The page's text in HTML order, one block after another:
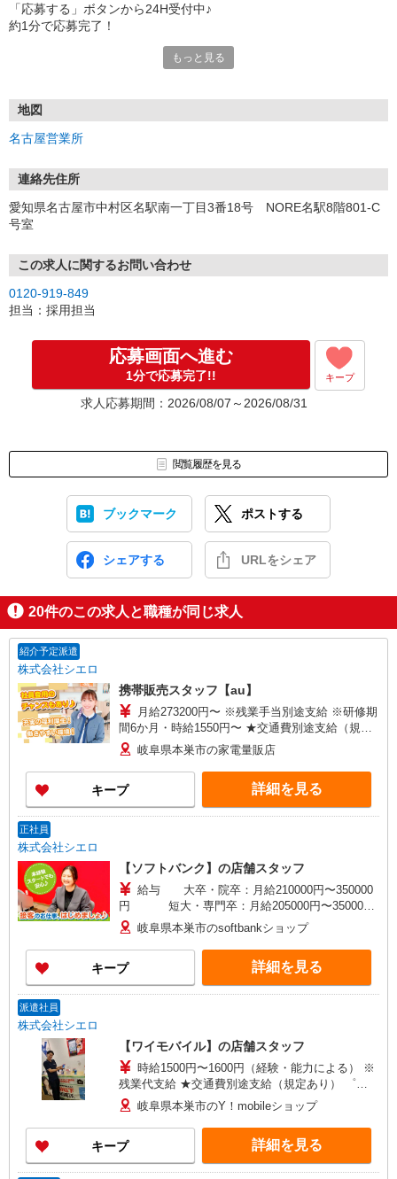
「応募する」ボタンから24H受付中♪
約1分で応募完了！
①応募から3営業日を目安に、メールorお電話でご連絡します。
★スマホでWEB面接（LINEなど）・出張面接・事務所面接と選べま
す
③面接実施（履歴書不要）
④勤務開始（スタート日は応相談）
お気軽にご応募ください♪
もっと見る
地図
名古屋営業所
連絡先住所
愛知県名古屋市中村区名駅南一丁目3番18号 NORE名駅8階801-C
号室
この求人に関するお問い合わせ
0120-919-849
担当：採用担当
応募画面へ進む
1分で応募完了!! キープ
求人応募期間：2026/08/07～2026/08/31
閲覧履歴を見る
ブックマーク ポストする
シェアする URLをシェア
20件のこの求人と職種が同じ求人
紹介予定派遣
株式会社シエロ
携帯販売スタッフ【au】
月給273200円〜 ※残業手当別途支給 ※研修期
間6か月・時給1550円〜 ★交通費別途支給（規定
あり） ゜+゜・。○。・゜+゜・。○。・゜+゜ 入
社祝い金10万円支給(規定有) お友達を紹介頂くと,
インセンティブ支給(規定有) ゜・。○。・゜
+゜・。○。・゜+゜
岐阜県本巣市の家電量販店
キープ 詳細を見る
正社員
株式会社シエロ
【ソフトバンク】の店舗スタッフ
給与 大卒・院卒：月給210000円〜350000
円 短大・専門卒：月給205000円〜350000
円 高卒：月給200000円〜350000
円 ※別途支給（時間外手当、地域手当、役割手
当、資格手当） ※個人実績に応じて報奨金・イン
センティブあり ※経験・能力・年齢を考慮して金
額を決定致します。 ＜補足事項＞ ・資格手当・役
ンセンティブ支給(規定有) ゜・。○。・゜+゜・。
岐阜県本巣市のsoftbankショップ
キープ 詳細を見る
派遣社員
株式会社シエロ
【ワイモバイル】の店舗スタッフ
時給1500円〜1600円（経験・能力による） ※
残業代支給 ★交通費別途支給（規定あり） ゜
+゜・。○。・゜+゜・。○。・゜+゜ 入社祝い金10
万円支給(規定有) お友達を紹介頂くと, インセンテ
ィブ支給(規定有) ★月2回払い・週払い可能（規程
有）★ ゜・。○。・゜+゜・。○。・゜+゜
岐阜県本巣市のY！mobileショップ
キープ 詳細を見る